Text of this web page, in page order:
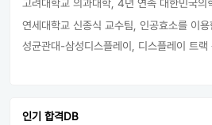
성균관대-삼성디스플레이, 디스플레이 트랙
인기 합격DB